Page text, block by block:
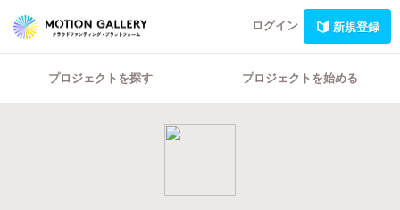
ログイン 新規登録
プロジェクトを探す プロジェクトを始める